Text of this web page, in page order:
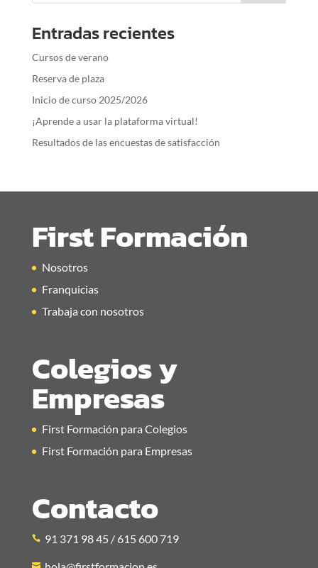
Entradas recientes
Cursos de verano
Reserva de plaza
Inicio de curso 2025/2026
¡Aprende a usar la plataforma virtual!
Resultados de las encuestas de satisfacción
First Formación
Nosotros
Franquicias
Trabaja con nosotros
Colegios y
Empresas
First Formación para Colegios
First Formación para Empresas
Contacto
91 371 98 45 / 615 600 719